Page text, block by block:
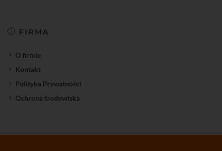
FIRMA
O firmie
Kontakt
Polityka Prywatności
Ochrona środowiska